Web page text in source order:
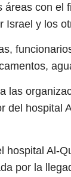
áreas con el
Israel y los
las
del hospital
hospital Al-
por la